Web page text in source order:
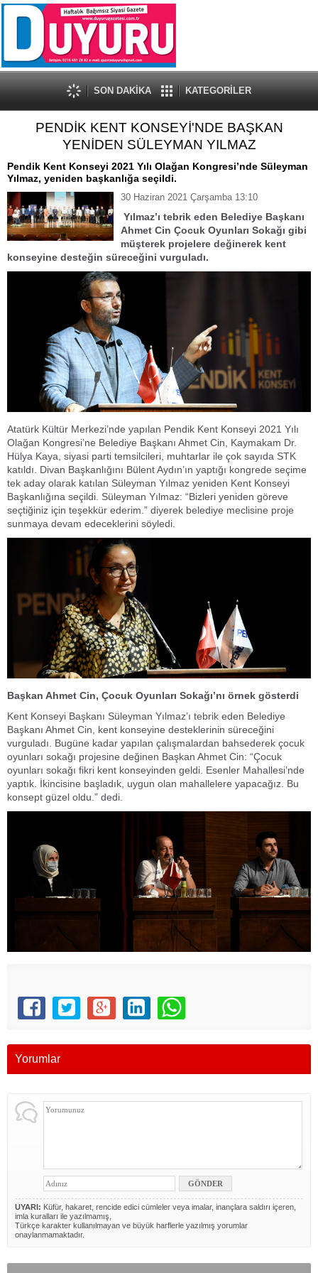
SON DAKİKA KATEGORİLER
PENDİK KENT KONSEYİ'NDE BAŞKAN
YENİDEN SÜLEYMAN YILMAZ
Pendik Kent Konseyi 2021 Yılı Olağan Kongresi’nde Süleyman
Yılmaz, yeniden başkanlığa seçildi.
30 Haziran 2021 Çarşamba 13:10
Yılmaz’ı tebrik eden Belediye Başkanı
Ahmet Cin Çocuk Oyunları Sokağı gibi
müşterek projelere değinerek kent
konseyine desteğin süreceğini vurguladı.
Atatürk Kültür Merkezi’nde yapılan Pendik Kent Konseyi 2021 Yılı
Olağan Kongresi’ne Belediye Başkanı Ahmet Cin, Kaymakam Dr.
Hülya Kaya, siyasi parti temsilcileri, muhtarlar ile çok sayıda STK
katıldı. Divan Başkanlığını Bülent Aydın’ın yaptığı kongrede seçime
tek aday olarak katılan Süleyman Yılmaz yeniden Kent Konseyi
Başkanlığına seçildi. Süleyman Yılmaz: “Bizleri yeniden göreve
seçtiğiniz için teşekkür ederim.” diyerek belediye meclisine proje
sunmaya devam edeceklerini söyledi.
Başkan Ahmet Cin, Çocuk Oyunları Sokağı’nı örnek gösterdi
Kent Konseyi Başkanı Süleyman Yılmaz’ı tebrik eden Belediye
Başkanı Ahmet Cin, kent konseyine desteklerinin süreceğini
vurguladı. Bugüne kadar yapılan çalışmalardan bahsederek çocuk
oyunları sokağı projesine değinen Başkan Ahmet Cin: “Çocuk
oyunları sokağı fikri kent konseyinden geldi. Esenler Mahallesi’nde
yaptık. İkincisine başladık, uygun olan mahallelere yapacağız. Bu
konsept güzel oldu.” dedi.
Yorumlar
UYARI: Küfür, hakaret, rencide edici cümleler veya imalar, inançlara saldırı içeren,
imla kuralları ile yazılmamış,
Türkçe karakter kullanılmayan ve büyük harflerle yazılmış yorumlar
onaylanmamaktadır.